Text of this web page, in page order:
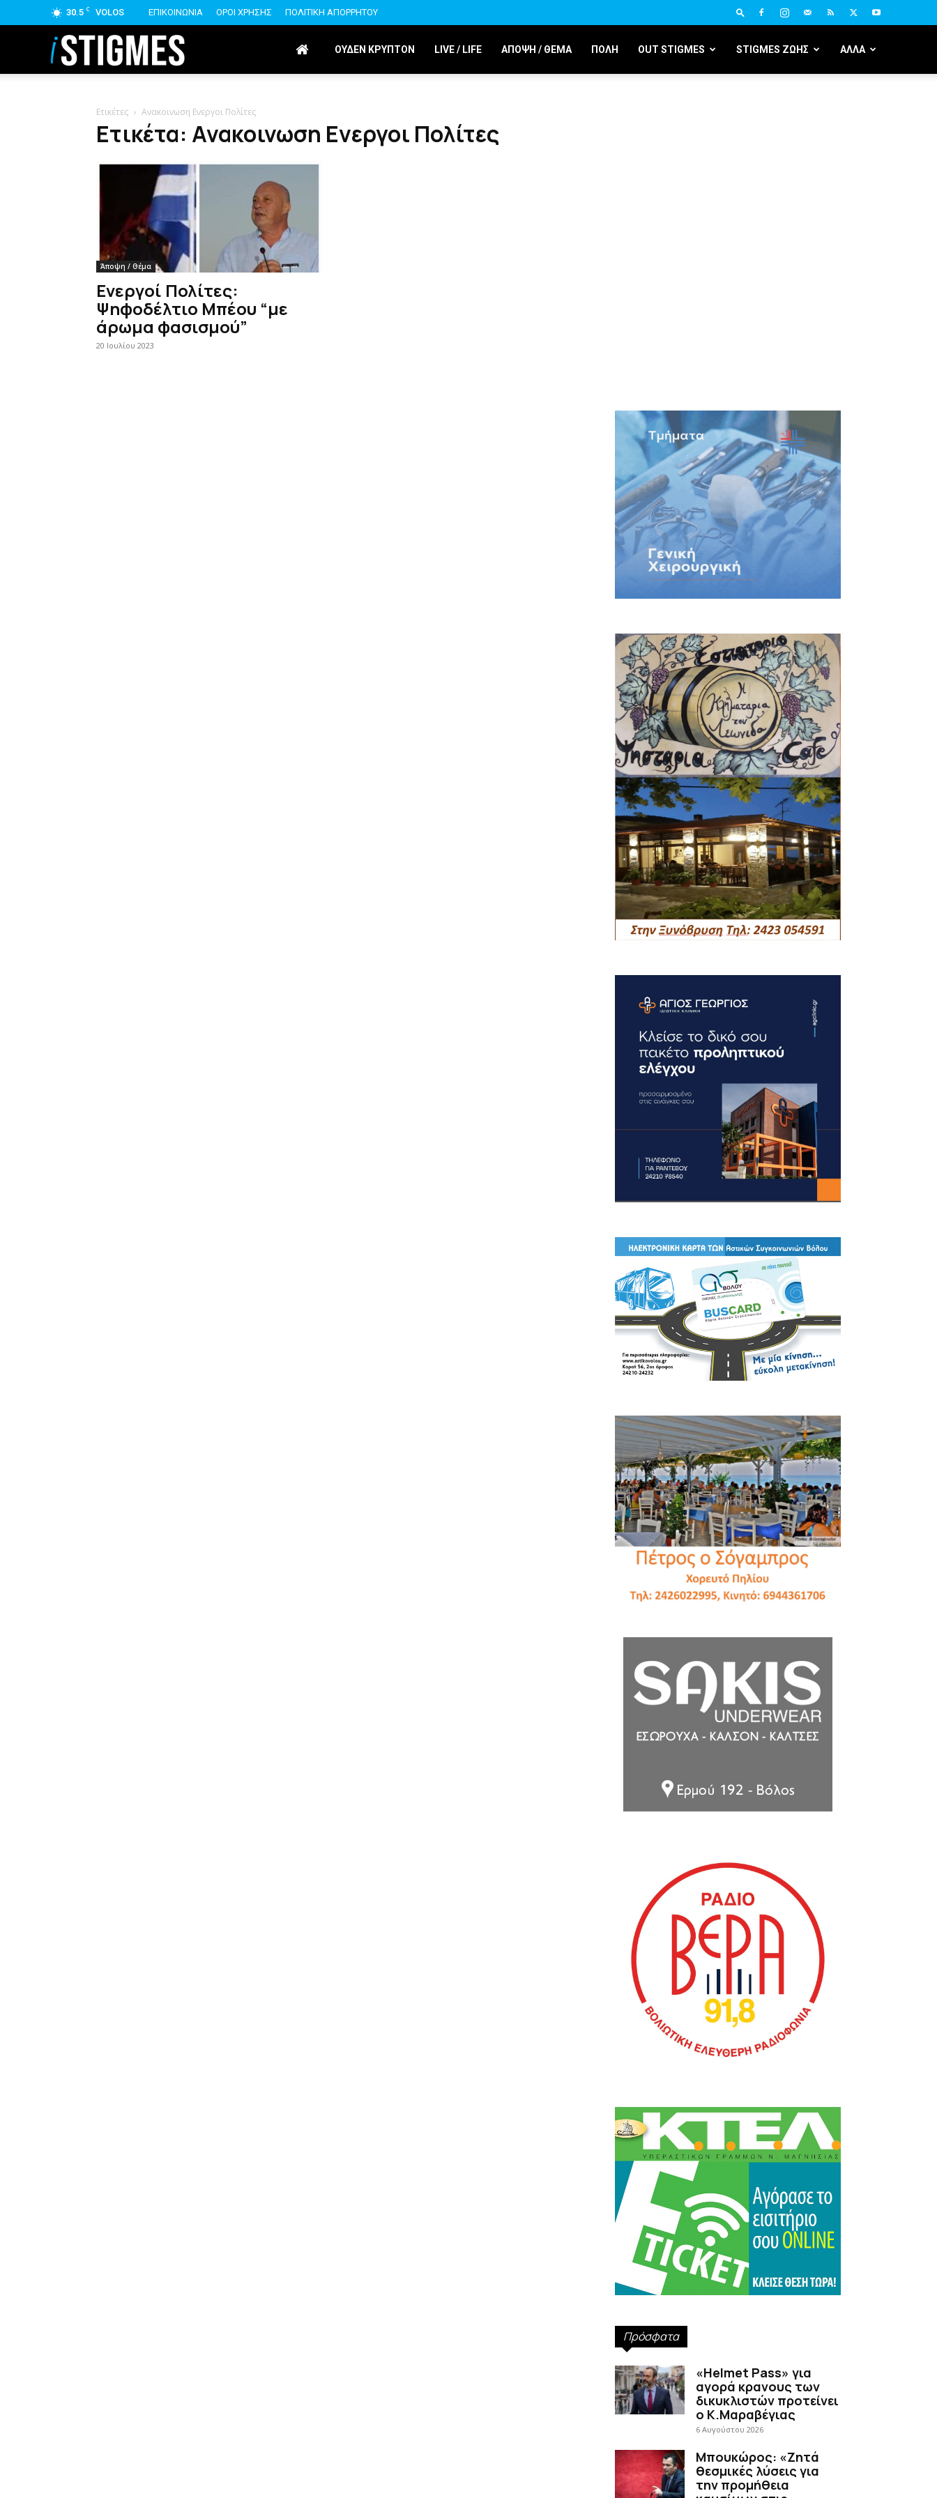
30.5 C VOLOS ΕΠΙΚΟΙΝΩΝΙΑ ΟΡΟΙ ΧΡΗΣΗΣ ΠΟΛΙΤΙΚΗ ΑΠΟΡΡΗΤΟΥ
istigmes ΟΥΔΕΝ ΚΡΥΠΤΟΝ LIVE / LIFE ΑΠΟΨΗ / ΘΕΜΑ ΠΟΛΗ OUT STIGMES STIGMES ΖΩΗΣ ΑΛΛΑ
Ετικέτες Ανακοινωση Ενεργοι Πολίτες
Ετικέτα: Ανακοινωση Ενεργοι Πολίτες
Άποψη / Θέμα
Ενεργοί Πολίτες:
Ψηφοδέλτιο Μπέου “με
άρωμα φασισμού”
20 Ιουλίου 2023
Πρόσφατα
«Helmet Pass» για
αγορά κρανους των
δικυκλιστών προτείνει
ο Κ.Μαραβέγιας
6 Αυγούστου 2026
Μπουκώρος: «Ζητά
θεσμικές λύσεις για
την προμήθεια